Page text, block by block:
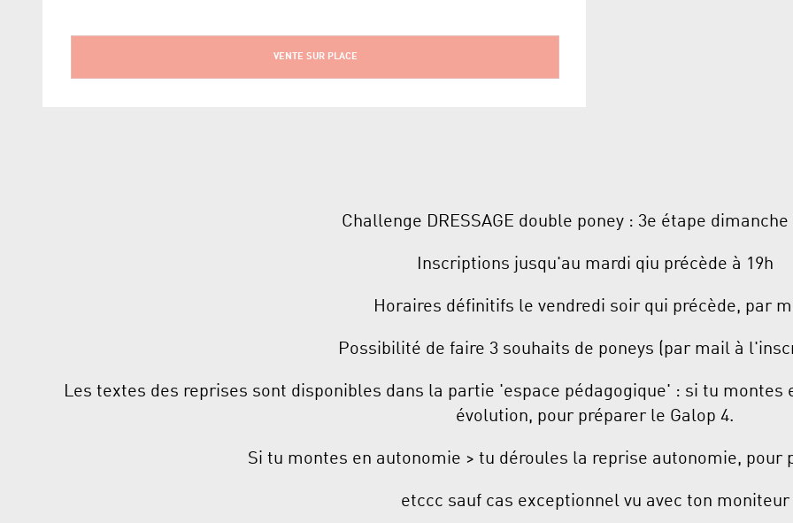
VENTE SUR PLACE
Challenge DRESSAGE double poney : 3e étape
Inscriptions jusqu'au mardi qiu précède à 19h
Horaires définitifs le vendredi soir qui précède, par
Possibilité de faire 3 souhaits de poneys (par mail à
Les textes des reprises sont disponibles dans la partie 'espace pédagogique' : si tu montes
évolution, pour préparer le Galop 4.
Si tu montes en autonomie > tu déroules la reprise autonomie, pour
etccc sauf cas exceptionnel vu avec ton moniteur